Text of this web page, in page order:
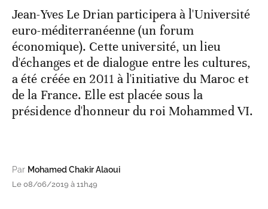
Jean-Yves Le Drian participera à l'Université
euro-méditerranéenne (un forum
économique). Cette université, un lieu
d'échanges et de dialogue entre les cultures,
a été créée en 2011 à l'initiative du Maroc et
de la France. Elle est placée sous la
présidence d'honneur du roi Mohammed VI.
Par Mohamed Chakir Alaoui
Le 08/06/2019 à 11h49